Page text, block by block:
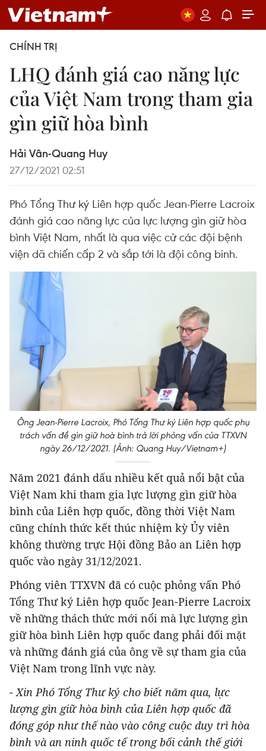
CHÍNH TRỊ
LHQ đánh giá cao năng lực
của Việt Nam trong tham gia
gìn giữ hòa bình
Hải Vân-Quang Huy
27/12/2021 02:51
Phó Tổng Thư ký Liên hợp quốc Jean-Pierre Lacroix
đánh giá cao năng lực của lực lượng gìn giữ hòa
bình Việt Nam, nhất là qua việc cử các đội bệnh
viện dã chiến cấp 2 và sắp tới là đội công binh.
Ông Jean-Pierre Lacroix, Phó Tổng Thư ký Liên hợp quốc phụ
trách vấn đề gìn giữ hoà bình trả lời phỏng vấn của TTXVN
ngày 26/12/2021. (Ảnh: Quang Huy/Vietnam+)
Năm 2021 đánh dấu nhiều kết quả nổi bật của
Việt Nam khi tham gia lực lượng gìn giữ hòa
bình của Liên hợp quốc, đồng thời Việt Nam
cũng chính thức kết thúc nhiệm kỳ Ủy viên
không thường trực Hội đồng Bảo an Liên hợp
quốc vào ngày 31/12/2021.
Phóng viên TTXVN đã có cuộc phỏng vấn Phó
Tổng Thư ký Liên hợp quốc Jean-Pierre Lacroix
về những thách thức mới nổi mà lực lượng gìn
giữ hòa bình Liên hợp quốc đang phải đối mặt
và những đánh giá của ông về sự tham gia của
Việt Nam trong lĩnh vực này.
- Xin Phó Tổng Thư ký cho biết năm qua, lực
lượng gìn giữ hòa bình của Liên hợp quốc đã
đóng góp như thế nào vào công cuộc duy trì hòa
bình và an ninh quốc tế trong bối cảnh thế giới